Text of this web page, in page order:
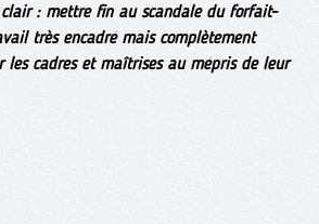
clair : mettre fin au scandale du forfait-
très encadré mais complètement
les cadres et maîtrises au mépris de leur